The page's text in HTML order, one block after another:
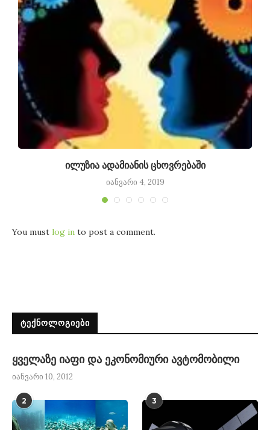
ილუზია ადამიანის ცხოვრებაში
იანვარი 4, 2019
You must log in to post a comment.
ᲢᲔᲥᲜᲝᲚᲝᲒᲘᲔᲑᲘ
ყველაზე იაფი და ეკონომიური ავტომობილი
იანვარი 10, 2012
2 3